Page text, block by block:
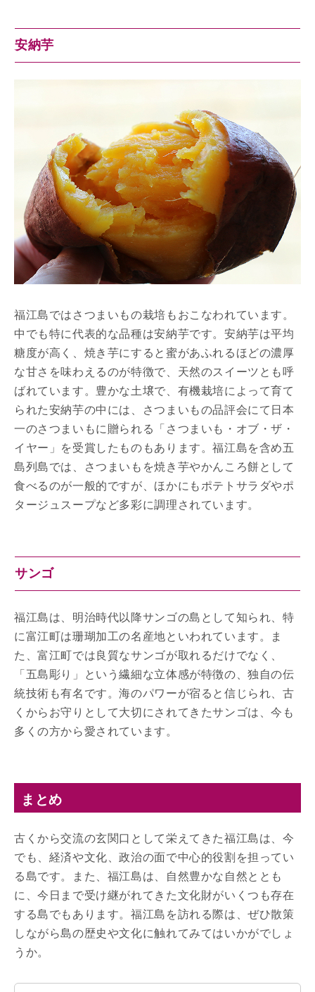
安納芋
福江島ではさつまいもの栽培もおこなわれています。
中でも特に代表的な品種は安納芋です。安納芋は平均
糖度が高く、焼き芋にすると蜜があふれるほどの濃厚
な甘さを味わえるのが特徴で、天然のスイーツとも呼
ばれています。豊かな土壌で、有機栽培によって育て
られた安納芋の中には、さつまいもの品評会にて日本
一のさつまいもに贈られる「さつまいも・オブ・ザ・
イヤー」を受賞したものもあります。福江島を含め五
島列島では、さつまいもを焼き芋やかんころ餅として
食べるのが一般的ですが、ほかにもポテトサラダやポ
タージュスープなど多彩に調理されています。
サンゴ
福江島は、明治時代以降サンゴの島として知られ、特
に富江町は珊瑚加工の名産地といわれています。ま
た、富江町では良質なサンゴが取れるだけでなく、
「五島彫り」という繊細な立体感が特徴の、独自の伝
統技術も有名です。海のパワーが宿ると信じられ、古
くからお守りとして大切にされてきたサンゴは、今も
多くの方から愛されています。
まとめ
古くから交流の玄関口として栄えてきた福江島は、今
でも、経済や文化、政治の面で中心的役割を担ってい
る島です。また、福江島は、自然豊かな自然ととも
に、今日まで受け継がれてきた文化財がいくつも存在
する島でもあります。福江島を訪れる際は、ぜひ散策
しながら島の歴史や文化に触れてみてはいかがでしょ
うか。